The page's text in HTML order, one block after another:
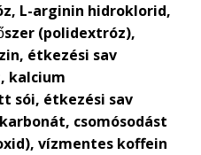
L-arginin hidroklorid,
(polidextróz),
étkezési sav
kalcium
sói, étkezési sav
csomósodást
vízmentes koffein